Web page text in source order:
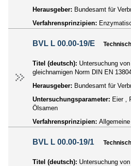
Herausgeber: Bundesamt für
Verfahrensprinzipien:
BVL L 00.00-19/E
Titel (deutsch): Untersuchung
gleichnamigen Norm DIN EN
Herausgeber: Bundesamt für
Untersuchungsparameter: Eier ,
Ölsamen
Verfahrensprinzipien:
BVL L 00.00-19/1
Titel (deutsch): Untersuchung